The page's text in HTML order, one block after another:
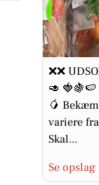
❌❌
🥑
🥭
variere
Skal...
Se opslag